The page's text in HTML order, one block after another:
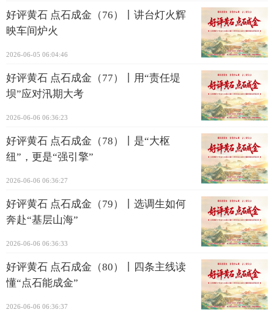
好评黄石 点石成金（76）丨讲台灯火辉
映车间炉火
2026-06-05 06:04:46
好评黄石 点石成金（77）丨用“责任堤
坝”应对汛期大考
2026-06-06 06:36:23
好评黄石 点石成金（78）丨是“大枢
纽”，更是“强引擎”
2026-06-06 06:36:27
好评黄石 点石成金（79）丨选调生如何
奔赴“基层山海”
2026-06-06 06:36:33
好评黄石 点石成金（80）丨四条主线读
懂“点石能成金”
2026-06-06 06:36:37